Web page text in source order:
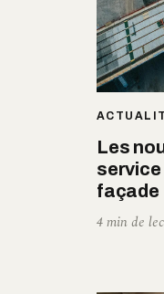
Les
service
façade
4 min de